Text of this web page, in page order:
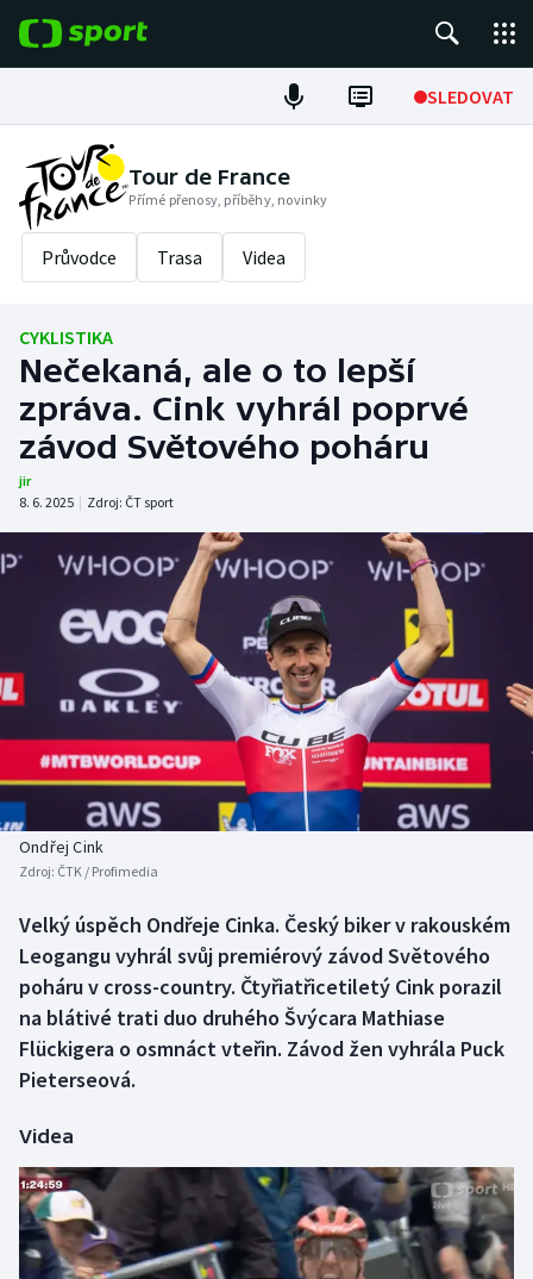
SLEDOVAT
Fotbal
Hokej
Tenis
Cyklistika
DALŠÍ SPORTY
Americký fotbal
Baseball a softbal
Basketbal
Biatlon
Boby a skeleton
Box
Curling
Florbal
Futsal
Golf
Házená
Jezdectví
NEPŘEHLÉDNĚTE
Soutěže
Historické návraty
Aplikace ČT sport
Tour de France
Přímé přenosy, příběhy, novinky
Průvodce Trasa Videa
CYKLISTIKA
Nečekaná, ale o to lepší
zpráva. Cink vyhrál poprvé
závod Světového poháru
jir
8. 6. 2025 | Zdroj: ČT sport
Ondřej Cink
Zdroj: ČTK / Profimedia
Velký úspěch Ondřeje Cinka. Český biker v rakouském
Leogangu vyhrál svůj premiérový závod Světového
poháru v cross-country. Čtyřiatřicetiletý Cink porazil
na blátivé trati duo druhého Švýcara Mathiase
Flückigera o osmnáct vteřin. Závod žen vyhrála Puck
Pieterseová.
Videa